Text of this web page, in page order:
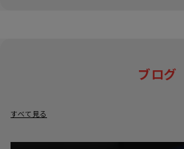
ブログ
すべて見る